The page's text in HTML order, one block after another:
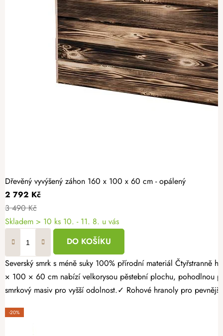
Dřevěný vyvýšený záhon 160 x 100 x 60 cm - opálený
2 792 Kč
3 490 Kč
Skladem > 10 ks 10. - 11. 8. u vás
DO KOŠÍKU
Severský smrk s méně suky 100% přírodní materiál Čtyřstranně hoblovaný masiv Proměňte svou zahradu v místo plné čerstvé zeleniny, voňavých bylinek a sladkých jahod. Opálený dřevěný vyvýšený záhon 160
× 100 × 60 cm nabízí velkorysou pěstební plochu, pohodlnou
smrkový masiv pro vyšší odolnost.✓ Rohové hranoly pro
-20%